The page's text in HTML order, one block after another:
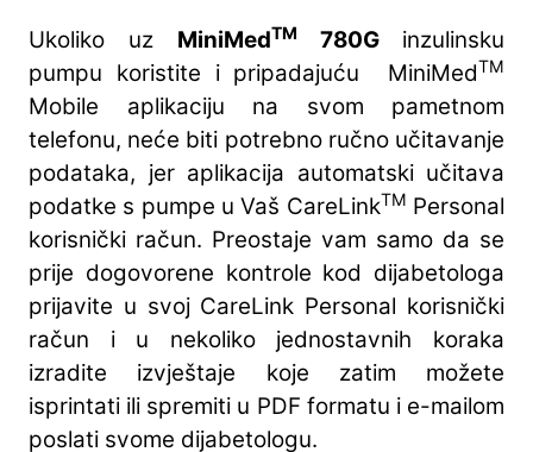
Ukoliko uz MiniMedTM 780G inzulinsku
pumpu koristite i pripadajuću MiniMedTM
Mobile aplikaciju na svom pametnom
telefonu, neće biti potrebno ručno učitavanje
podataka, jer aplikacija automatski učitava
podatke s pumpe u Vaš CareLinkTM Personal
korisnički račun. Preostaje vam samo da se
prije dogovorene kontrole kod dijabetologa
prijavite u svoj CareLink Personal korisnički
račun i u nekoliko jednostavnih koraka
izradite izvještaje koje zatim možete
isprintati ili spremiti u PDF formatu i e-mailom
poslati svome dijabetologu.